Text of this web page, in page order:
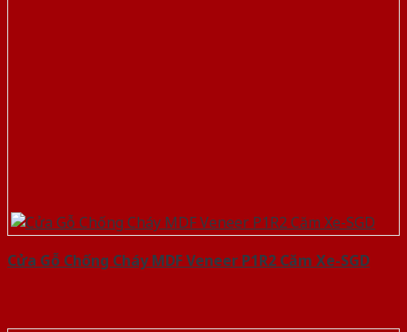
Cửa Gỗ Chống Cháy MDF Veneer P1R2 Căm Xe-SGD